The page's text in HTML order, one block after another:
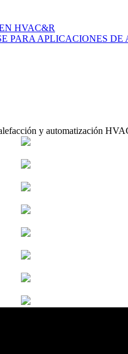
HVAC&R
PARA APLICACIONES
y automatización